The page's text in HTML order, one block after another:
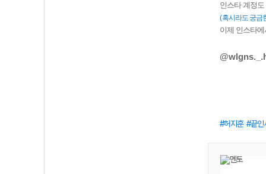
인스타 계정
(혹시라도 궁금
이제 인스타
허지훈 끝인